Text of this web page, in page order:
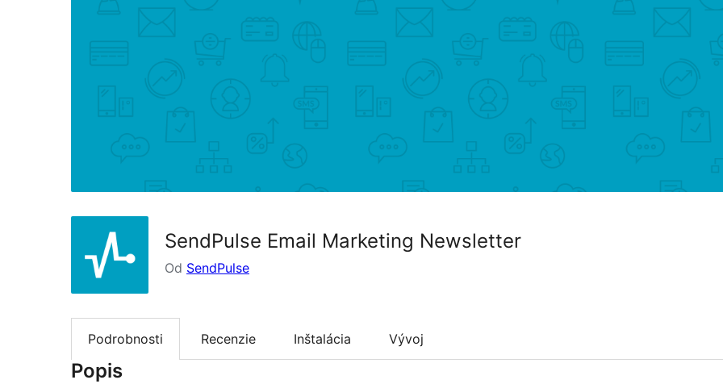
SendPulse Email Marketing Newsletter
Od SendPulse
Podrobnosti Recenzie Inštalácia Vývoj
Popis